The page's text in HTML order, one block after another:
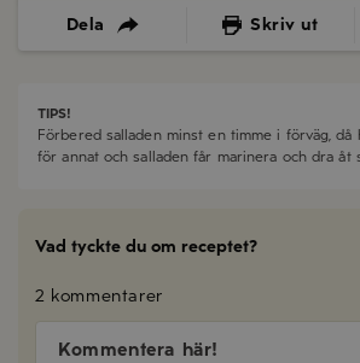
Dela Skriv ut
TIPS!
Förbered salladen minst en timme i förväg,
för annat och salladen får marinera och dra åt
Vad tyckte du om receptet?
2 kommentarer
Kommentera här!